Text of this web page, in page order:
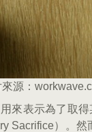
來源：
來表示為了取
Sacrifice）。